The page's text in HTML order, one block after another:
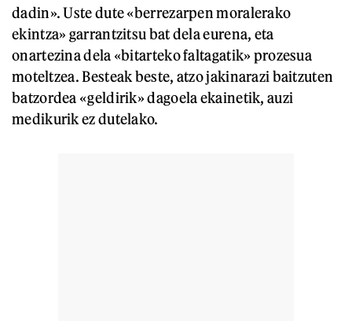
dadin». Uste dute «berrezarpen moralerako
ekintza» garrantzitsu bat dela eurena, eta
onartezina dela «bitarteko faltagatik» prozesua
moteltzea. Besteak beste, atzo jakinarazi baitzuten
batzordea «geldirik» dagoela ekainetik, auzi
medikurik ez dutelako.